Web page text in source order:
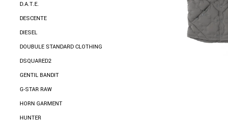
D.A.T.E.
DESCENTE
DIESEL
DOUBULE STANDARD CLOTHING
DSQUARED2
GENTIL BANDIT
G-STAR RAW
HORN GARMENT
HUNTER